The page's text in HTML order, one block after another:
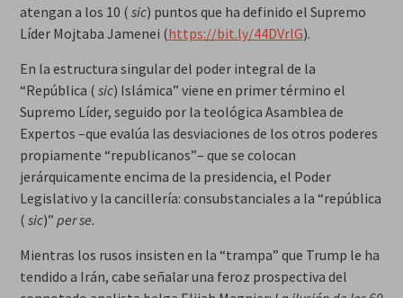
atengan a los 10 ( sic) puntos que ha definido el Supremo
Líder Mojtaba Jamenei (https://bit.ly/44DVrlG).
En la estructura singular del poder integral de la
“República ( sic) Islámica” viene en primer término el
Supremo Líder, seguido por la teológica Asamblea de
Expertos –que evalúa las desviaciones de los otros poderes
propiamente “republicanos”– que se colocan
jerárquicamente encima de la presidencia, el Poder
Legislativo y la cancillería: consubstanciales a la “república
( sic)” per se.
Mientras los rusos insisten en la “trampa” que Trump le ha
tendido a Irán, cabe señalar una feroz prospectiva del